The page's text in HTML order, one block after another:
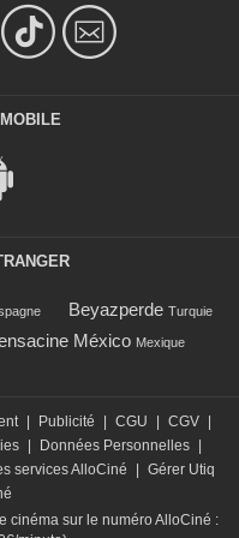
Beyazperde Turquie
México Mexique
Publicité CGU CGV
Données Personnelles
services AlloCiné
Gérer Utiq
cinéma sur le numéro AlloCiné :